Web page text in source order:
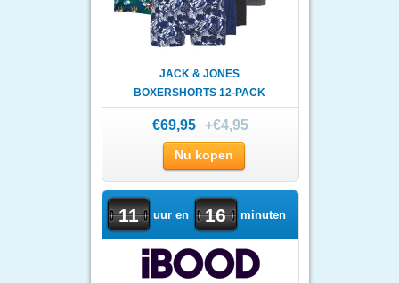
JACK & JONES
BOXERSHORTS 12-PACK
VERRASSINGSPAKKET
€69,95 +€4,95
Nu kopen
11 uur en 16 minuten